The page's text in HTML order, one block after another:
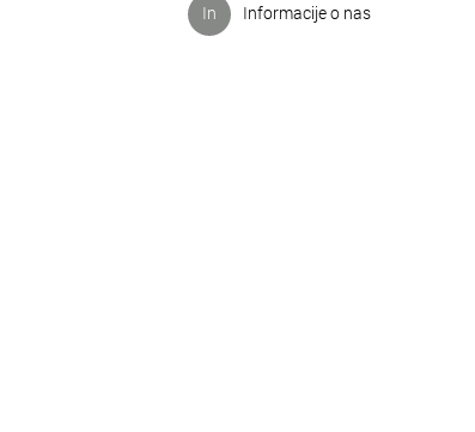
In Informacije o nas